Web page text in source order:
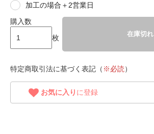
加工の場合＋2営業日
購入数
枚
在庫切れ
特定商取引法に基づく表記（ ※必読）
お気に入り に登録